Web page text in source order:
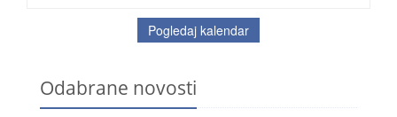
Pogledaj kalendar
Odabrane novosti